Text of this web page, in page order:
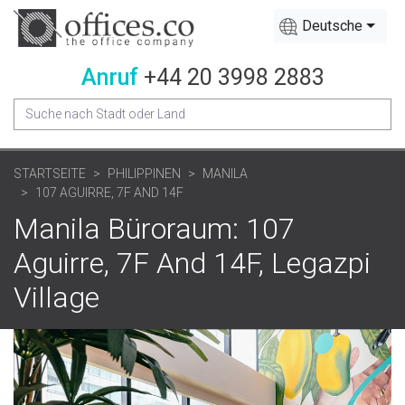
Deutsche
Anruf +44 20 3998 2883
STARTSEITE PHILIPPINEN
MANILA
107 AGUIRRE, 7F AND 14F
Manila Büroraum: 107
Aguirre, 7F And 14F, Legazpi
Village